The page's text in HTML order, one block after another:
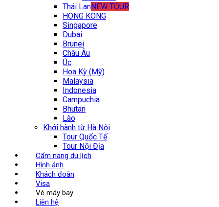
Thái LanNEW TOUR
HONG KONG
Singapore
Dubai
Brunei
Châu Âu
Úc
Hoa Kỳ (Mỹ)
Malaysia
Indonesia
Campuchia
Bhutan
Lào
Khởi hành từ Hà Nội
Tour Quốc Tế
Tour Nội Địa
Cẩm nang du lịch
Hình ảnh
Khách đoàn
Visa
Vé máy bay
Liên hệ